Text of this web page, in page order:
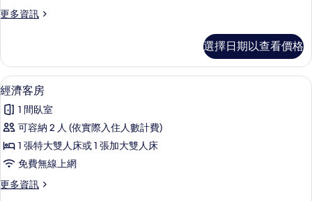
2
標
準
雙
人
床
的
所
有
更多資訊
更
客
房,
2
標
準
人
床
詳
選擇日期以查看價格
顯
示
經
濟
客
的
經濟客房 | 書桌、熨斗/熨衣板、免費
9
經濟客房
1 間臥室
可容納 2 人 (依實際入住人數計費)
1 張特大雙人床或 1 張加大雙人床
免費無線上網
更多資訊
更